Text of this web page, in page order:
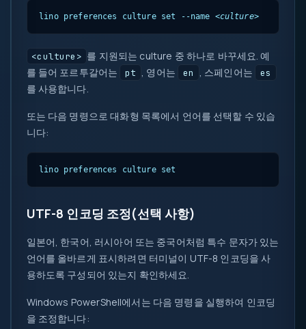
lino preferences culture set --name <culture>
<culture> 를 지원되는 culture 중 하나로 바꾸세요. 예
를 들어 포르투갈어는
pt , 영어는 en , 스페인어는 es
를 사용합니다.
또는 다음 명령으로 대화형 목록에서 언어를 선택할 수 있습
니다:
lino preferences culture set
UTF-8 인코딩 조정(선택 사항)
일본어, 한국어, 러시아어 또는 중국어처럼 특수 문자가 있는
언어를 올바르게 표시하려면 터미널이 UTF-8 인코딩을 사
용하도록 구성되어 있는지 확인하세요.
Windows PowerShell에서는 다음 명령을 실행하여 인코딩
을 조정합니다: